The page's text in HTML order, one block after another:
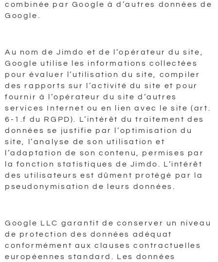
combinée par Google à d’autres données de
Google.
Au nom de Jimdo et de l’opérateur du site,
Google utilise les informations collectées
pour évaluer l’utilisation du site, compiler
des rapports sur l’activité du site et pour
fournir à l’opérateur du site d’autres
services Internet ou en lien avec le site (art.
6-1.f du RGPD). L’intérêt du traitement des
données se justifie par l’optimisation du
site, l’analyse de son utilisation et
l’adaptation de son contenu, permises par
la fonction statistiques de Jimdo. L’intérêt
des utilisateurs est dûment protégé par la
pseudonymisation de leurs données.
Google LLC garantit de conserver un niveau
de protection des données adéquat
conformément aux clauses contractuelles
européennes standard. Les données